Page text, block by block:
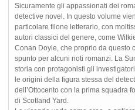
Sicuramente gli appassionati dei
detective novel. In questo volume
particolare filone letterario, con
autori classici del genere, come
Conan Doyle, che proprio da questo
spunto per alcuni noti romanzi. La
storia con protagonisti gli
le origini della figura stessa del
dell’Ottocento con la prima squadra
di Scotland Yard.